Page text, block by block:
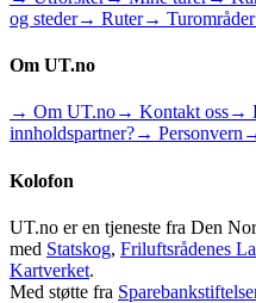
og steder→ Ruter→ Turområder
Om UT.no
→ Om UT.no→ Kontakt oss→
innholdspartner?→ Personvern
Kolofon
UT.no er en tjeneste fra Den
med Statskog, Friluftsrådenes
Kartverket.
Med støtte fra